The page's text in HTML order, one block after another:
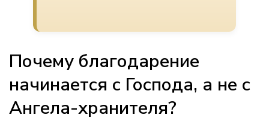
Почему благодарение
начинается с Господа, а не с
Ангела-хранителя?